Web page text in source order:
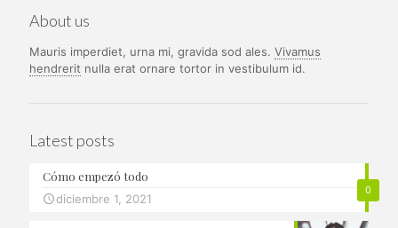
About us
Mauris imperdiet, urna mi, gravida sod ales. Vivamus
hendrerit nulla erat ornare tortor in vestibulum id.
Latest posts
0
Cómo empezó todo
diciembre 1, 2021